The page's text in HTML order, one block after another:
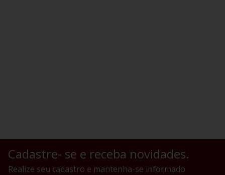
Cadastre- se e receba novidades.
Realize seu cadastro e mantenha-se informado